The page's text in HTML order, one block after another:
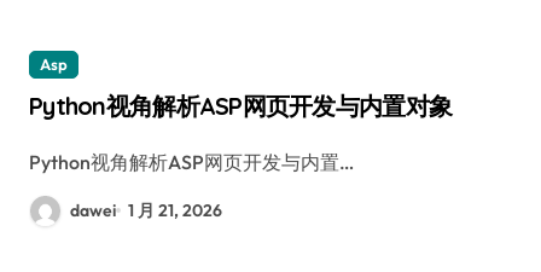
Asp
Python视角解析ASP网页开发与内置对象
Python视角解析ASP网页开发与内置…
dawei 1 月 21, 2026